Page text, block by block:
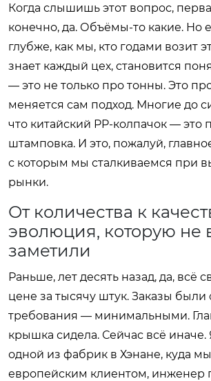
Когда слышишь этот вопрос,
конечно, да. Объёмы-то какие. Но
глубже, как мы, кто годами возит
знает каждый цех, становится
— это не только про тонны. Это
меняется сам подход. Многие до
что китайский PP-колпачок — это
штамповка. И это, пожалуй,
с которым мы сталкиваемся при
рынки.
От количества к
эволюция, которую не
заметили
Раньше, лет десять назад, да, всё
цене за тысячу штук. Заказы
требования — минимальными.
крышка сидела. Сейчас всё
одной из фабрик в Хэнане, куда
европейским клиентом, инженер